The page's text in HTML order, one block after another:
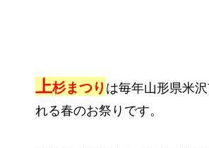
上杉まつり は毎年山形県米
れる春のお祭りです。